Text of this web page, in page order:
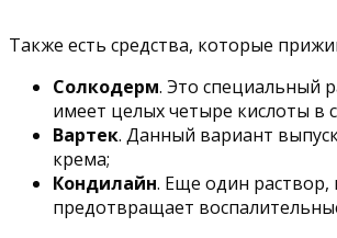
Также есть средства, которые
Солкодерм. Это специальный
имеет целых четыре кислоты в
Вартек. Данный вариант
крема;
Кондилайн. Еще один
предотвращает